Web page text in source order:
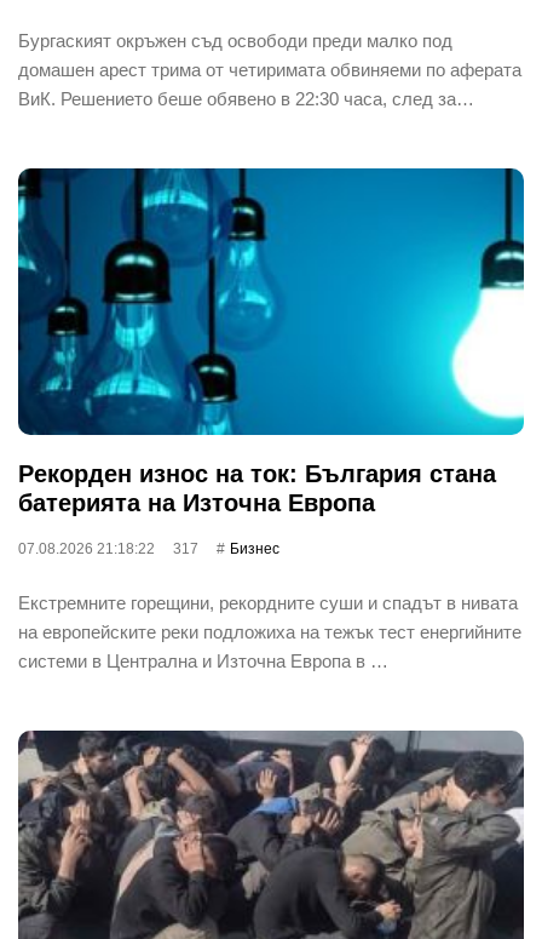
Бургаският окръжен съд освободи преди малко под
домашен арест трима от четиримата обвиняеми по аферата
ВиК. Решението беше обявено в 22:30 часа, след за…
Рекорден износ на ток: България стана
батерията на Източна Европа
07.08.2026 21:18:22 317 Бизнес
Екстремните горещини, рекордните суши и спадът в нивата
на европейските реки подложиха на тежък тест енергийните
системи в Централна и Източна Европа в …